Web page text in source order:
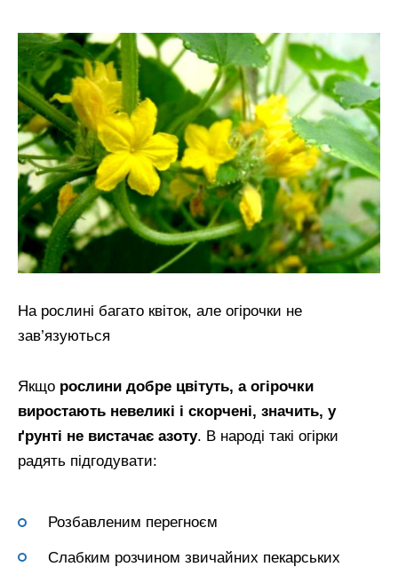
На рослині багато квіток, але огірочки не
зав’язуються
Якщо рослини добре цвітуть, а огірочки
виростають невеликі і скорчені, значить, у
ґрунті не вистачає азоту. В народі такі огірки
радять підгодувати:
Розбавленим перегноєм
Слабким розчином звичайних пекарських